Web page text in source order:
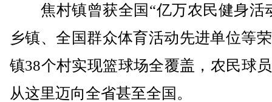
焦村镇曾获全国“亿万农民健身活
乡镇、全国群众体育活动先进单位等
镇38个村实现篮球场全覆盖，农民球
从这里迈向全省甚至全国。